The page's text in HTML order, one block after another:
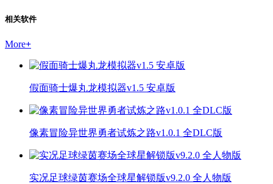
相关软件
More+
假面骑士爆丸龙模拟器v1.5 安卓版
像素冒险异世界勇者试炼之路v1.0.1 全DLC版
实况足球绿茵赛场全球星解锁版v9.2.0 全人物版